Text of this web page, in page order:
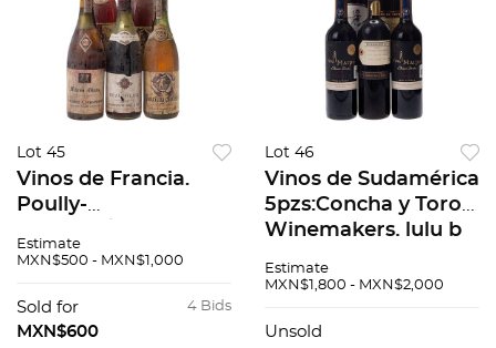
Lot 45
Vinos de Francia.
Poully-
Blanc/ Beaujolais
Estimate
MXN$500 - MXN$1,000
4 Bids
Sold for
MXN$600
Lot 46
Vinos de Sudamérica
5pzs:Concha y Toro
Winemakers. lulu b
(2pz). / Viñas de
Estimate
MXN$1,800 - MXN$2,000
Unsold